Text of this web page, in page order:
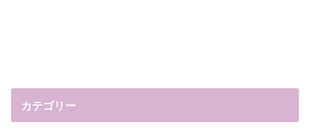
カテゴリー